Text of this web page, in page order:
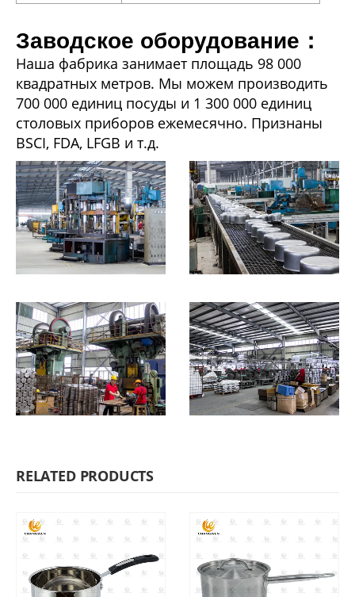
Заводское оборудование：
Наша фабрика занимает площадь 98 000
квадратных метров. Мы можем производить
700 000 единиц посуды и 1 300 000 единиц
столовых приборов ежемесячно. Признаны
BSCI, FDA, LFGB и т.д.
RELATED PRODUCTS